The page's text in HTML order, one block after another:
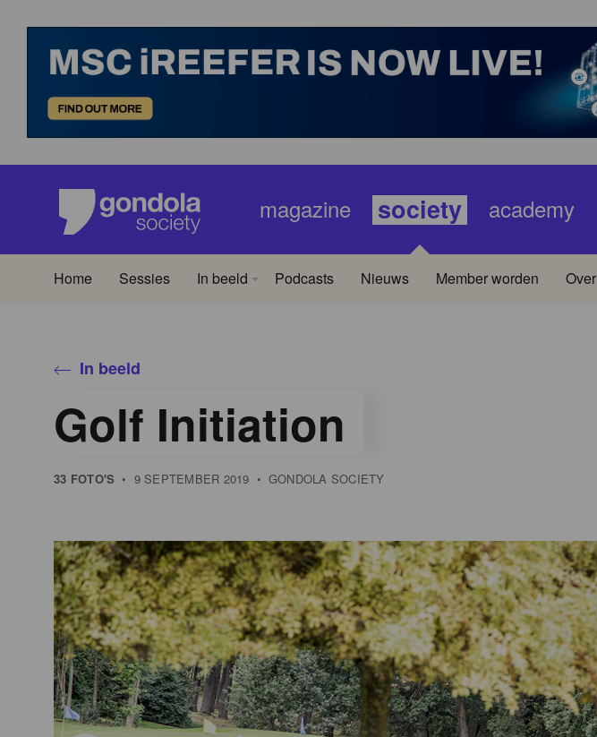
magazine society academy
Home Sessies In beeld Podcasts Nieuws Member worden Over
In beeld
Golf Initiation
33 FOTO'S • 9 SEPTEMBER 2019 • GONDOLA SOCIETY